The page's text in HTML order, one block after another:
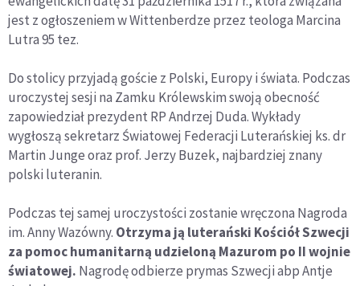
jest z ogłoszeniem w Wittenberdze przez teologa Marcina
Lutra 95 tez.
Do stolicy przyjadą goście z Polski, Europy i świata. Podczas
uroczystej sesji na Zamku Królewskim swoją obecność
zapowiedział prezydent RP Andrzej Duda. Wykłady
wygłoszą sekretarz Światowej Federacji Luterańskiej ks. dr
Martin Junge oraz prof. Jerzy Buzek, najbardziej znany
polski luteranin.
Podczas tej samej uroczystości zostanie wręczona Nagroda
im. Anny Wazówny. Otrzyma ją luterański Kościół Szwecji
za pomoc humanitarną udzieloną Mazurom po II wojnie
światowej. Nagrodę odbierze prymas Szwecji abp Antje